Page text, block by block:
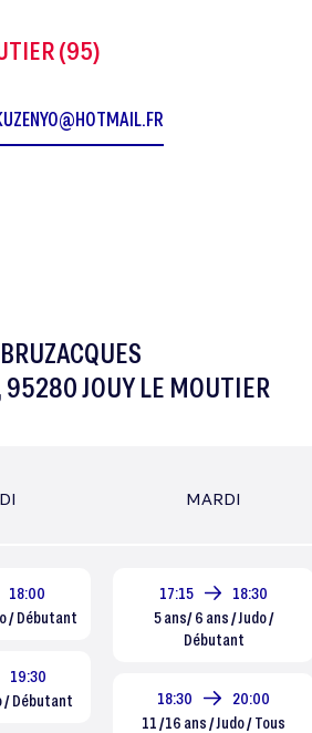
(95)
95280 JOUY LE MOUTIER
18:00
/ Débutant
19:30
/ Débutant
MARDI
17:15
18:30
5 ans/ 6 ans / Judo /
Débutant
18:30
20:00
11 /16 ans / Judo / Tous